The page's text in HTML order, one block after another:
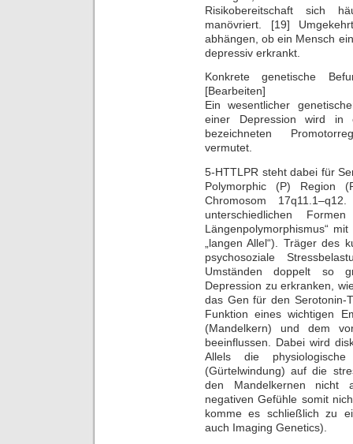
Risikobereitschaft sich
manövriert. [19]
abhängen, ob ein Mensch
depressiv erkrankt.
Konkrete genetische
[Bearbeiten]
Ein wesentlicher
einer Depression wird in
bezeichneten
vermutet.
5-HTTLPR steht dabei für
Polymorphic (P) Region
Chromosom
unterschiedlichen
Längenpolymorphismus“
„langen Allel“). Träger des
psychosoziale
Umständen doppelt so
Depression zu erkranken,
das Gen für den Serotonin-
Funktion eines wichtigen
(Mandelkern) und dem
beeinflussen. Dabei wird
Allels die
(Gürtelwindung) auf die
den Mandelkernen nicht
negativen Gefühle somit
komme es schließlich zu
auch Imaging Genetics).